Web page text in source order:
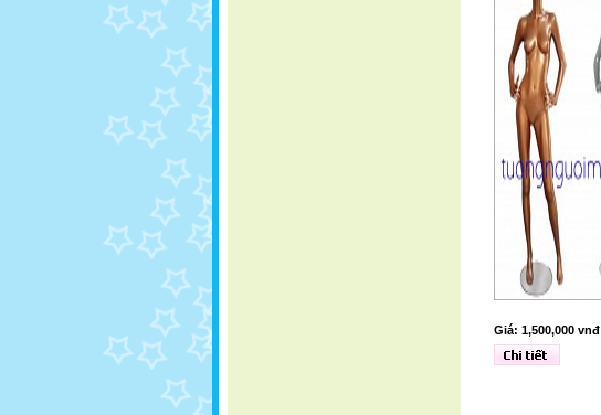
Giá: 1,500,000 vnđ